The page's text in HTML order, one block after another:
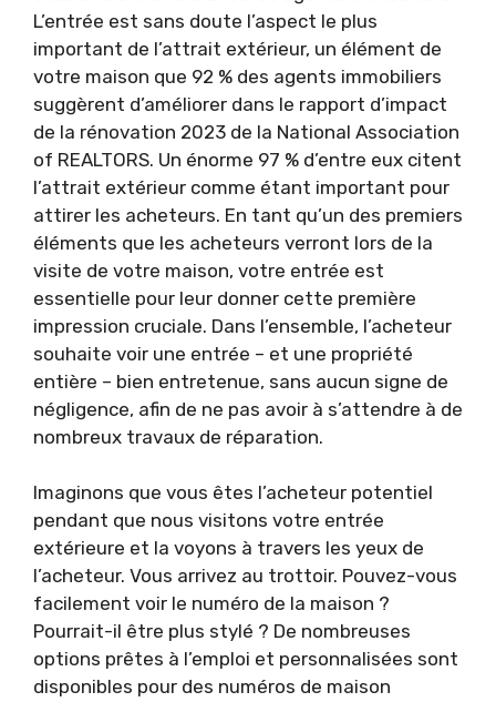
L’entrée est sans doute l’aspect le plus
important de l’attrait extérieur, un élément de
votre maison que 92 % des agents immobiliers
suggèrent d’améliorer dans le rapport d’impact
de la rénovation 2023 de la National Association
of REALTORS. Un énorme 97 % d’entre eux citent
l’attrait extérieur comme étant important pour
attirer les acheteurs. En tant qu’un des premiers
éléments que les acheteurs verront lors de la
visite de votre maison, votre entrée est
essentielle pour leur donner cette première
impression cruciale. Dans l’ensemble, l’acheteur
souhaite voir une entrée – et une propriété
entière – bien entretenue, sans aucun signe de
négligence, afin de ne pas avoir à s’attendre à de
nombreux travaux de réparation.
Imaginons que vous êtes l’acheteur potentiel
pendant que nous visitons votre entrée
extérieure et la voyons à travers les yeux de
l’acheteur. Vous arrivez au trottoir. Pouvez-vous
facilement voir le numéro de la maison ?
Pourrait-il être plus stylé ? De nombreuses
options prêtes à l’emploi et personnalisées sont
disponibles pour des numéros de maison